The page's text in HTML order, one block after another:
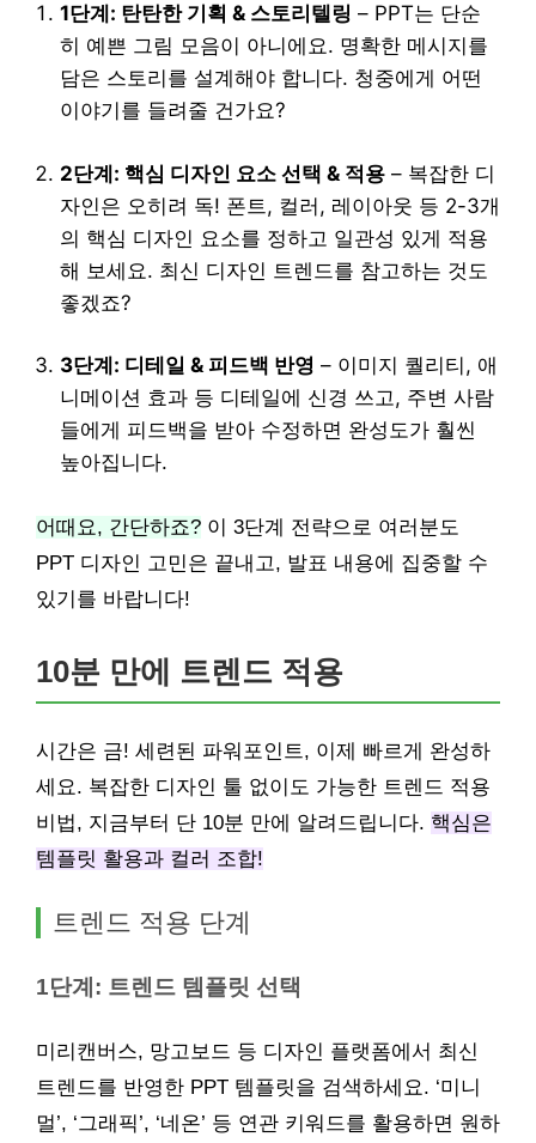
1단계: 탄탄한 기획 & 스토리텔링 – PPT는 단순
히 예쁜 그림 모음이 아니에요. 명확한 메시지를
담은 스토리를 설계해야 합니다. 청중에게 어떤
이야기를 들려줄 건가요?
2단계: 핵심 디자인 요소 선택 & 적용 – 복잡한 디
자인은 오히려 독! 폰트, 컬러, 레이아웃 등 2-3개
의 핵심 디자인 요소를 정하고 일관성 있게 적용
해 보세요. 최신 디자인 트렌드를 참고하는 것도
좋겠죠?
3단계: 디테일 & 피드백 반영 – 이미지 퀄리티, 애
니메이션 효과 등 디테일에 신경 쓰고, 주변 사람
들에게 피드백을 받아 수정하면 완성도가 훨씬
높아집니다.
어때요, 간단하죠? 이 3단계 전략으로 여러분도
PPT 디자인 고민은 끝내고, 발표 내용에 집중할 수
있기를 바랍니다!
10분 만에 트렌드 적용
시간은 금! 세련된 파워포인트, 이제 빠르게 완성하
세요. 복잡한 디자인 툴 없이도 가능한 트렌드 적용
비법, 지금부터 단 10분 만에 알려드립니다. 핵심은
템플릿 활용과 컬러 조합!
트렌드 적용 단계
1단계: 트렌드 템플릿 선택
미리캔버스, 망고보드 등 디자인 플랫폼에서 최신
트렌드를 반영한 PPT 템플릿을 검색하세요. ‘미니
멀’, ‘그래픽’, ‘네온’ 등 연관 키워드를 활용하면 원하